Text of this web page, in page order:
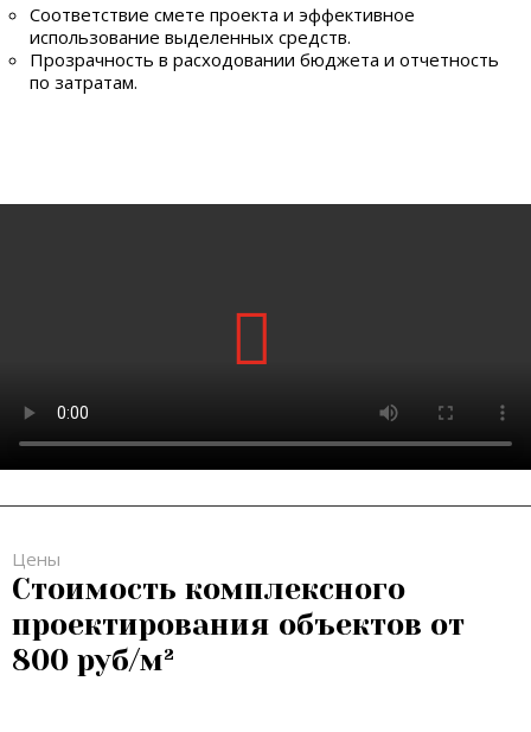
Соответствие смете проекта и эффективное
использование выделенных средств.
Прозрачность в расходовании бюджета и отчетность
по затратам.
Цены
Стоимость комплексного
проектирования объектов от
800 руб/м²